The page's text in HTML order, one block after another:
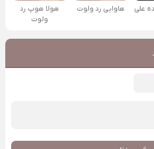
علی
هاوایی رد ولوت
هولا هوپ رد
ولوت